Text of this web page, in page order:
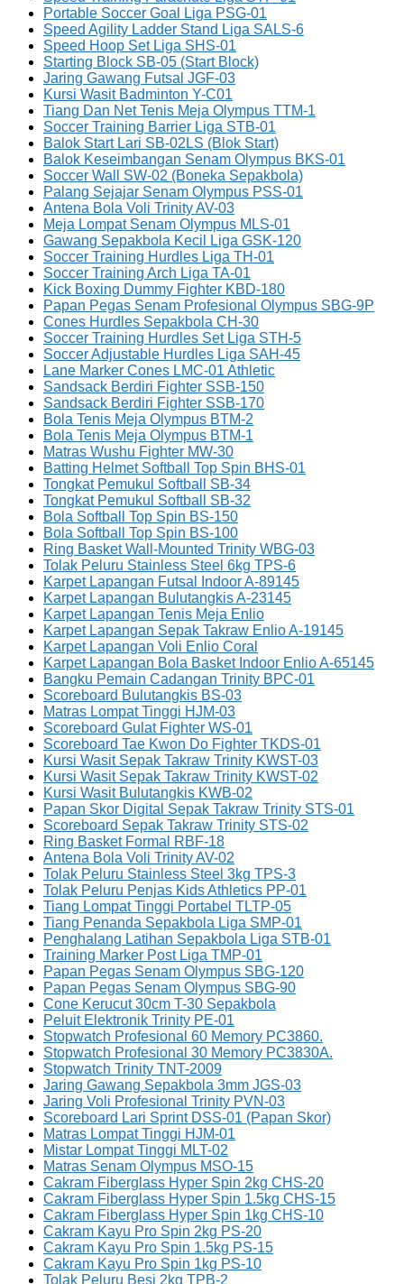
Portable Soccer Goal Liga PSG-01
Speed Agility Ladder Stand Liga SALS-6
Speed Hoop Set Liga SHS-01
Starting Block SB-05 (Start Block)
Jaring Gawang Futsal JGF-03
Kursi Wasit Badminton Y-C01
Tiang Dan Net Tenis Meja Olympus TTM-1
Soccer Training Barrier Liga STB-01
Balok Start Lari SB-02LS (Blok Start)
Balok Keseimbangan Senam Olympus BKS-01
Soccer Wall SW-02 (Boneka Sepakbola)
Palang Sejajar Senam Olympus PSS-01
Antena Bola Voli Trinity AV-03
Meja Lompat Senam Olympus MLS-01
Gawang Sepakbola Kecil Liga GSK-120
Soccer Training Hurdles Liga TH-01
Soccer Training Arch Liga TA-01
Kick Boxing Dummy Fighter KBD-180
Papan Pegas Senam Profesional Olympus SBG-9P
Cones Hurdles Sepakbola CH-30
Soccer Training Hurdles Set Liga STH-5
Soccer Adjustable Hurdles Liga SAH-45
Lane Marker Cones LMC-01 Athletic
Sandsack Berdiri Fighter SSB-150
Sandsack Berdiri Fighter SSB-170
Bola Tenis Meja Olympus BTM-2
Bola Tenis Meja Olympus BTM-1
Matras Wushu Fighter MW-30
Batting Helmet Softball Top Spin BHS-01
Tongkat Pemukul Softball SB-34
Tongkat Pemukul Softball SB-32
Bola Softball Top Spin BS-150
Bola Softball Top Spin BS-100
Ring Basket Wall-Mounted Trinity WBG-03
Tolak Peluru Stainless Steel 6kg TPS-6
Karpet Lapangan Futsal Indoor A-89145
Karpet Lapangan Bulutangkis A-23145
Karpet Lapangan Tenis Meja Enlio
Karpet Lapangan Sepak Takraw Enlio A-19145
Karpet Lapangan Voli Enlio Coral
Karpet Lapangan Bola Basket Indoor Enlio A-65145
Bangku Pemain Cadangan Trinity BPC-01
Scoreboard Bulutangkis BS-03
Matras Lompat Tinggi HJM-03
Scoreboard Gulat Fighter WS-01
Scoreboard Tae Kwon Do Fighter TKDS-01
Kursi Wasit Sepak Takraw Trinity KWST-03
Kursi Wasit Sepak Takraw Trinity KWST-02
Kursi Wasit Bulutangkis KWB-02
Papan Skor Digital Sepak Takraw Trinity STS-01
Scoreboard Sepak Takraw Trinity STS-02
Ring Basket Formal RBF-18
Antena Bola Voli Trinity AV-02
Tolak Peluru Stainless Steel 3kg TPS-3
Tolak Peluru Penjas Kids Athletics PP-01
Tiang Lompat Tinggi Portabel TLTP-05
Tiang Penanda Sepakbola Liga SMP-01
Penghalang Latihan Sepakbola Liga STB-01
Training Marker Post Liga TMP-01
Papan Pegas Senam Olympus SBG-120
Papan Pegas Senam Olympus SBG-90
Cone Kerucut 30cm T-30 Sepakbola
Peluit Elektronik Trinity PE-01
Stopwatch Profesional 60 Memory PC3860.
Stopwatch Profesional 30 Memory PC3830A.
Stopwatch Trinity TNT-2009
Jaring Gawang Sepakbola 3mm JGS-03
Jaring Voli Profesional Trinity PVN-03
Scoreboard Lari Sprint DSS-01 (Papan Skor)
Matras Lompat Tinggi HJM-01
Mistar Lompat Tinggi MLT-02
Matras Senam Olympus MSO-15
Cakram Fiberglass Hyper Spin 2kg CHS-20
Cakram Fiberglass Hyper Spin 1.5kg CHS-15
Cakram Fiberglass Hyper Spin 1kg CHS-10
Cakram Kayu Pro Spin 2kg PS-20
Cakram Kayu Pro Spin 1.5kg PS-15
Cakram Kayu Pro Spin 1kg PS-10
Tolak Peluru Besi 2kg TPB-2